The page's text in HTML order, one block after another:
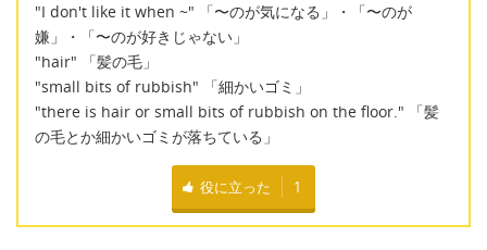
"I don't like it when ~" 「〜のが気になる」・「〜のが
嫌」・「〜のが好きじゃない」
"hair" 「髪の毛」
"small bits of rubbish" 「細かいゴミ」
"there is hair or small bits of rubbish on the floor." 「髪
の毛とか細かいゴミが落ちている」
役に立った 1